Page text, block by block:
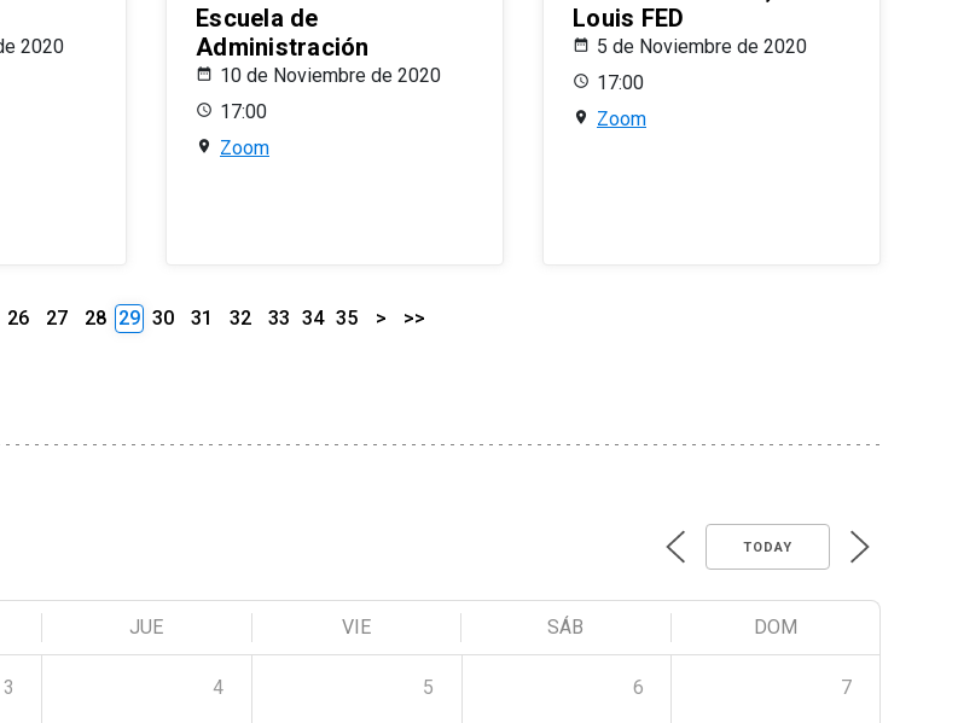
2020
Escuela de
Administración
10 de Noviembre de 2020
17:00
Zoom
Louis FED
5 de Noviembre de 2020
17:00
Zoom
26 27 28 29 30 31 32 33 34 35 > >>
TODAY
JUE VIE SÁB DOM
3 4 5 6 7